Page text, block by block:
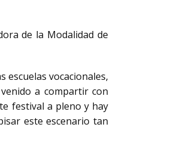
de la Modalidad de
escuelas vocacionales,
a compartir con
festival a pleno y hay
este escenario tan